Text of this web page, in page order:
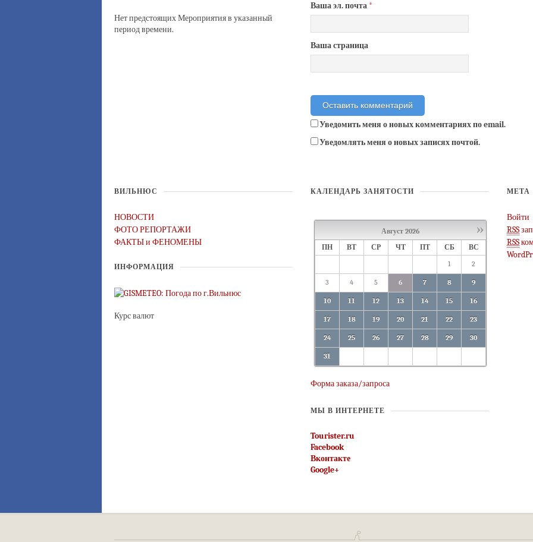
Ваша эл. почта *
Ваша страница
Уведомить меня о новых комментариях по email.
Уведомлять меня о новых записях почтой.
Нет предстоящих Мероприятия в указанный
период времени.
ВИЛЬНЮС
НОВОСТИ
ФОТО РЕПОРТАЖИ
ФАКТЫ и ФЕНОМЕНЫ
ИНФОРМАЦИЯ
Курс валют
КАЛЕНДАРЬ ЗАНЯТОСТИ
»
Август 2026
ПН
ВТ СР ЧТ ПТ СБ
ВС
1
2
3 4 5 6 7 8 9
10 11 12 13 14 15 16
17 18 19 20 21 22 23
24 25 26 27 28 29 30
31
Форма заказа/запроса
МЫ В ИНТЕРНЕТЕ
Tourister.ru
Facebook
Вконтакте
Google+
МЕТА
Войти
RSS
RSS